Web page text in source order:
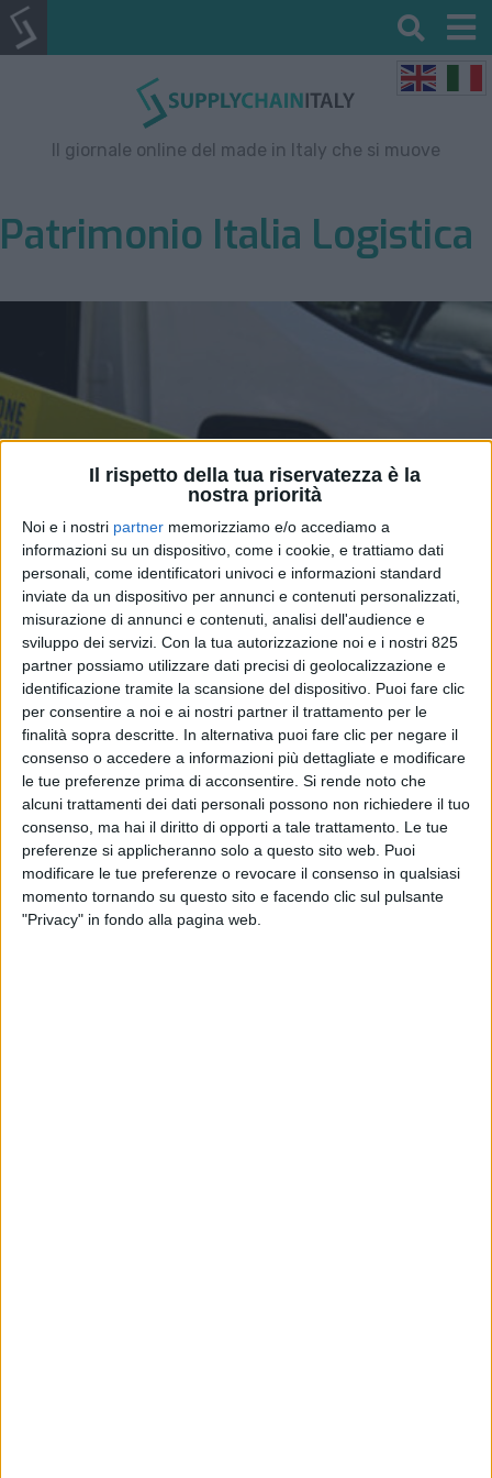
Il rispetto della tua riservatezza è la
nostra priorità
Noi e i nostri partner memorizziamo e/o accediamo a
informazioni su un dispositivo, come i cookie, e trattiamo dati
personali, come identificatori univoci e informazioni standard
inviate da un dispositivo per annunci e contenuti personalizzati,
misurazione di annunci e contenuti, analisi dell'audience e
sviluppo dei servizi. Con la tua autorizzazione noi e i nostri 825
partner possiamo utilizzare dati precisi di geolocalizzazione e
identificazione tramite la scansione del dispositivo. Puoi fare clic
per consentire a noi e ai nostri partner il trattamento per le
finalità sopra descritte. In alternativa puoi fare clic per negare il
consenso o accedere a informazioni più dettagliate e modificare
le tue preferenze prima di acconsentire. Si rende noto che
alcuni trattamenti dei dati personali possono non richiedere il tuo
consenso, ma hai il diritto di opporti a tale trattamento. Le tue
preferenze si applicheranno solo a questo sito web. Puoi
modificare le tue preferenze o revocare il consenso in qualsiasi
momento tornando su questo sito e facendo clic sul pulsante
"Privacy" in fondo alla pagina web.
Il giornale online del made in Italy che si muove
Patrimonio Italia Logistica
Per Poste Italiane la consegna
pacchi vale 801 milioni di euro
nella prima metà 2025
LOGISTICA 6 AGOSTO 2025